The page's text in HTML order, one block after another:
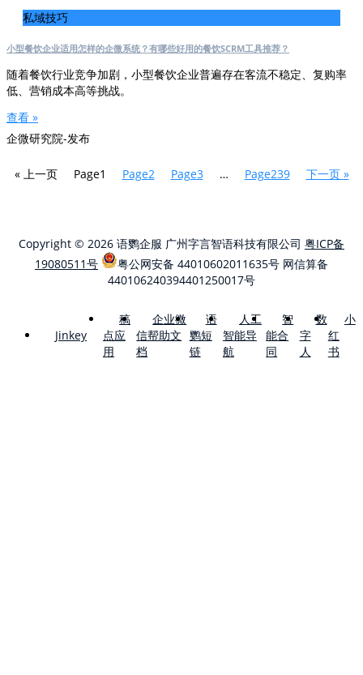
私域技巧
小型餐饮企业适用怎样的企微系统？有哪些好用的餐饮SCRM工具推荐？
随着餐饮行业竞争加剧，小型餐饮企业普遍存在客流不稳定、复购率
低、营销成本高等挑战。
查看 »
企微研究院-发布
« 上一页 Page1 Page2 Page3 … Page239 下一页 »
Copyright © 2026 语鹦企服 广州字言智语科技有限公司 粤ICP备
19080511号
粤公网安备 44010602011635号 网信算备
440106240394401250017号
Jinkey
稿
点应
用
企业微
信帮助文
档
语
鹦短
链
人工
智能导
航
智
能合
同
数
字
人
小
红
书